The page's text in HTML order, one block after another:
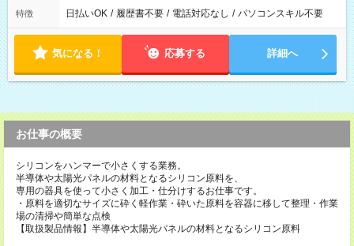
特徴 日払いOK / 履歴書不要 / 電話対応なし / パソコンスキル不要
気になる！ 応募する 詳細へ
お仕事の概要
シリコンをハンマーで小さくする業務。
半導体や太陽光パネルの材料となるシリコン原料を、
専用の器具を使って小さく加工・仕分けするお仕事です。
・原料を適切なサイズに砕く軽作業・砕いた原料を容器に移して整理・作業
場の清掃や簡単な点検
【取扱製品情報】半導体や太陽光パネルの材料となるシリコン原料